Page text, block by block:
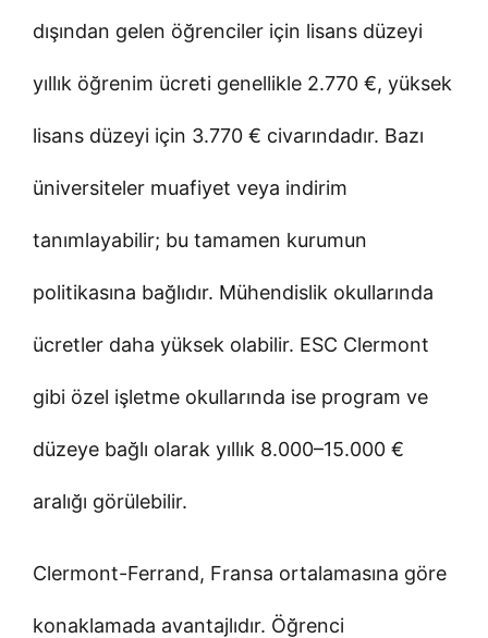
dışından gelen öğrenciler için lisans düzeyi
yıllık öğrenim ücreti genellikle 2.770 €, yüksek
lisans düzeyi için 3.770 € civarındadır. Bazı
üniversiteler muafiyet veya indirim
tanımlayabilir; bu tamamen kurumun
politikasına bağlıdır. Mühendislik okullarında
ücretler daha yüksek olabilir. ESC Clermont
gibi özel işletme okullarında ise program ve
düzeye bağlı olarak yıllık 8.000–15.000 €
aralığı görülebilir.
Clermont-Ferrand, Fransa ortalamasına göre
konaklamada avantajlıdır. Öğrenci